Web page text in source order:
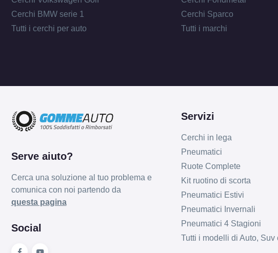
Cerchi BMW serie 1
Tutti i cerchi per auto
Cerchi Sparco
Tutti i marchi
Serve aiuto?
Cerca una soluzione al tuo problema e
comunica con noi partendo da
questa pagina
Social
Servizi
Cerchi in lega
Pneumatici
Ruote Complete
Kit ruotino di scorta
Pneumatici Estivi
Pneumatici Invernali
Pneumatici 4 Stagioni
Tutti i modelli di Auto, Suv